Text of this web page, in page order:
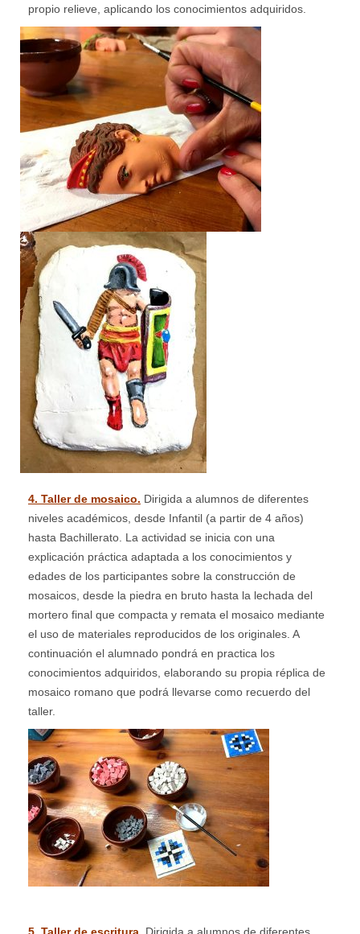
propio relieve, aplicando los conocimientos adquiridos.
4. Taller de mosaico. Dirigida a alumnos de diferentes
niveles académicos, desde Infantil (a partir de 4 años)
hasta Bachillerato. La actividad se inicia con una
explicación práctica adaptada a los conocimientos y
edades de los participantes sobre la construcción de
mosaicos, desde la piedra en bruto hasta la lechada del
mortero final que compacta y remata el mosaico mediante
el uso de materiales reproducidos de los originales. A
continuación el alumnado pondrá en practica los
conocimientos adquiridos, elaborando su propia réplica de
mosaico romano que podrá llevarse como recuerdo del
taller.